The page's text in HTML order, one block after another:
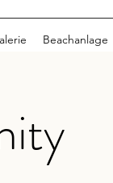
Beachanlage